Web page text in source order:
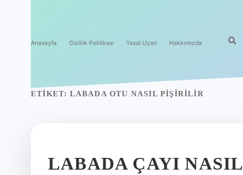
Anasayfa Gizlilik Politikası Yasal Uyarı Hakkımızda
ETIKET: LABADA OTU NASIL PIŞIRILIR
LABADA ÇAYI